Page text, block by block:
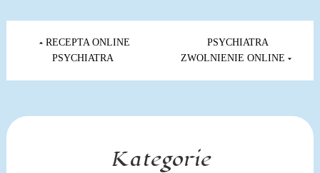
Nawigacja
wpisu
RECEPTA ONLINE
PSYCHIATRA
PSYCHIATRA
ZWOLNIENIE ONLINE
Kategorie